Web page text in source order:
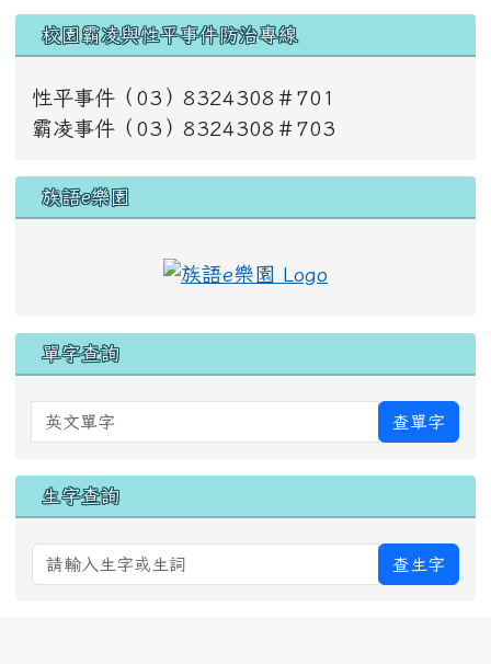
校園霸凌與性平事件防治專線
性平事件（03）8324308＃701
霸凌事件（03）8324308＃703
族語e樂園
單字查詢
英文單字 查單字
生字查詢
查生字